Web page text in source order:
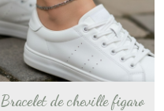
Bracelet de cheville figaro